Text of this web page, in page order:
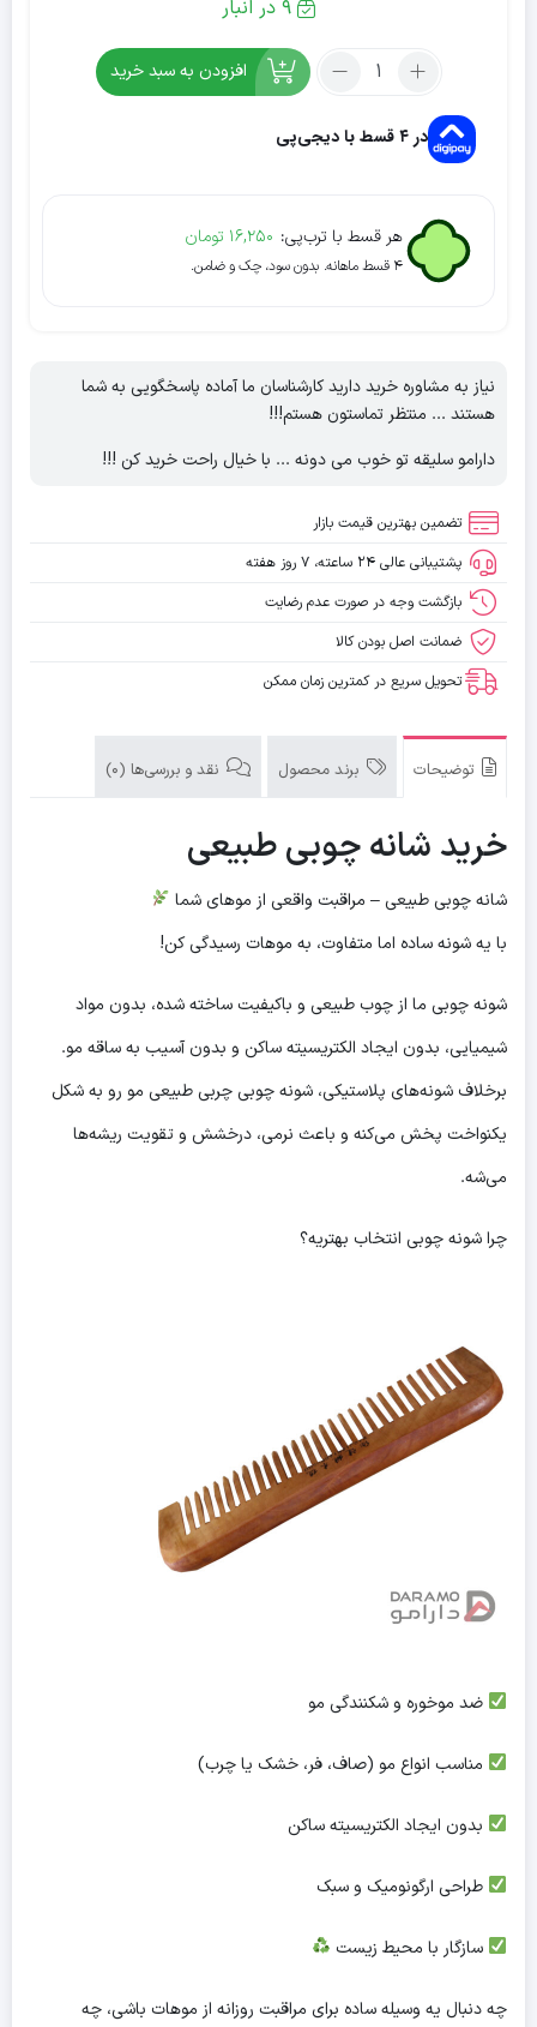
اصلی:
73,000
تومان
بود.
فعلی:
65,000
تومان.
9 در انبار
تعداد:
دندانه
Xiaoping
افزودن به سبد خرید
در ۴ قسط با دیجی‌پی
هر قسط با ترب‌پی: 16,250 تومان
۴ قسط ماهانه. بدون سود، چک و ضامن.
نیاز به مشاوره خرید دارید کارشناسان ما آماده پاسخگویی به شما
هستند ... منتظر تماستون هستم!!!
دارامو سلیقه تو خوب می دونه ... با خیال راحت خرید کن !!!
تضمین بهترین قیمت بازار
پشتیبانی عالی ۲۴ ساعته، ۷ روز هفته
بازگشت وجه در صورت عدم رضایت
ضمانت اصل بودن کالا
تحویل سریع در کمترین زمان ممکن
توضیحات برند محصول نقد و بررسی‌ها (0)
خرید شانه چوبی طبیعی
شانه چوبی طبیعی – مراقبت واقعی از موهای شما
با یه شونه ساده اما متفاوت، به موهات رسیدگی کن!
شونه چوبی ما از چوب طبیعی و باکیفیت ساخته شده، بدون مواد
شیمیایی، بدون ایجاد الکتریسیته ساکن و بدون آسیب به ساقه مو.
برخلاف شونه‌های پلاستیکی، شونه چوبی چربی طبیعی مو رو به شکل
یکنواخت پخش می‌کنه و باعث نرمی، درخشش و تقویت ریشه‌ها
می‌شه.
چرا شونه چوبی انتخاب بهتریه؟
ضد موخوره و شکنندگی مو
مناسب انواع مو (صاف، فر، خشک یا چرب)
بدون ایجاد الکتریسیته ساکن
طراحی ارگونومیک و سبک
سازگار با محیط زیست
چه دنبال یه وسیله ساده برای مراقبت روزانه از موهات باشی، چه